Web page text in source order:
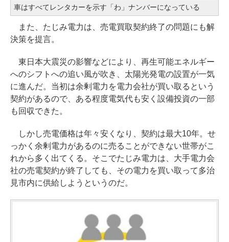
車はすべてレンタカーを示す「わ」ナンバーになっている
また、たじみ電力は、売電買取契約終了の問題にも解
決策を提言。
東日本大震災の影響などにより、再生可能エネルギー
へのシフトへの追い風が吹き、太陽光発電の設置が一気
に進んだ。当初は余剰電力を電力会社が買い取るという
契約があるので、ある程度電気代も安く設備投資の一部
も回収できた。
しかし売電価格は年々安くなり、契約は最大10年。せ
っかく余剰電力があるのに売ることができない世帯がこ
れから多く出てくる。そこでたじみ電力は、大手電力会
社の売電契約が終了しても、その電力を買い取って多治
見市内に供給しようというのだ。